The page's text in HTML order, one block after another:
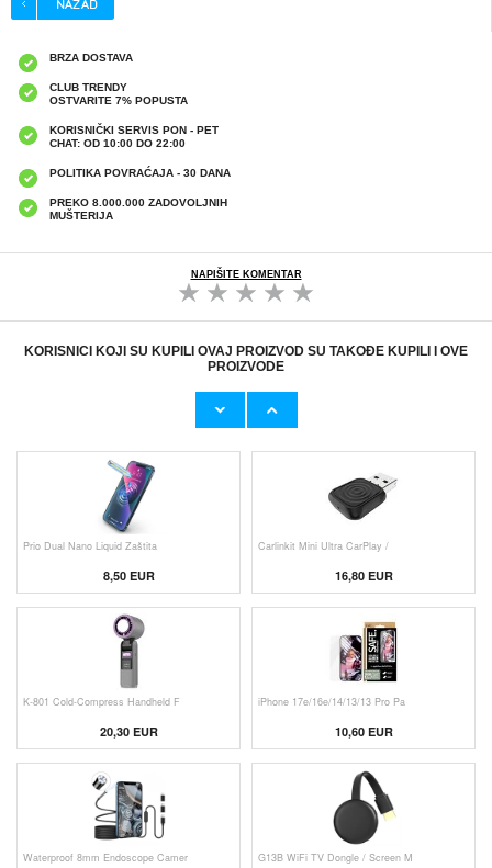
BRZA DOSTAVA
CLUB TRENDY
OSTVARITE 7% POPUSTA
KORISNIČKI SERVIS PON - PET
CHAT: OD 10:00 DO 22:00
POLITIKA POVRAĆAJA - 30 DANA
PREKO 8.000.000 ZADOVOLJNIH
MUŠTERIJA
NAPIŠITE KOMENTAR
KORISNICI KOJI SU KUPILI OVAJ PROIZVOD SU TAKOĐE KUPILI I OVE
PROIZVODE
Originalni Apple Lightning Kab
Prio Dual Nano Liquid Zaštita
8,50 EUR
Carlinkit Mini Ultra CarPlay /
16,80 EUR
K-801 Cold-Compress Handheld F
20,30 EUR
iPhone 17e/16e/14/13/13 Pro Pa
10,60 EUR
Waterproof 8mm Endoscope Camer G13B WiFi TV Dongle / Screen M